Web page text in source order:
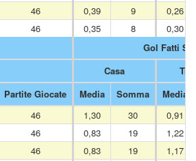
46 0,39 9
0,26
46 0,35 8
0,30
Gol Fatti
Casa
Partite Giocate Media Somma
Media
46 1,30 30
0,91
46 0,83 19
1,22
46 0,83 19
1,17